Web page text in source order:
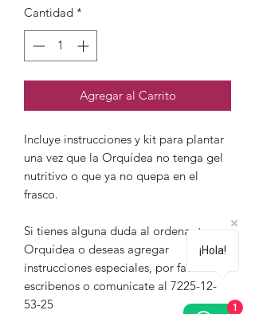
Cantidad *
Agregar al Carrito
Incluye instrucciones y kit para plantar
una vez que la Orquídea no tenga gel
nutritivo o que ya no quepa en el
frasco.
Si tienes alguna duda al ordenar tu
Orquídea o deseas agregar
instrucciones especiales, por favor
escribenos o comunicate al 7225-12-
53-25
¡Hola!
1